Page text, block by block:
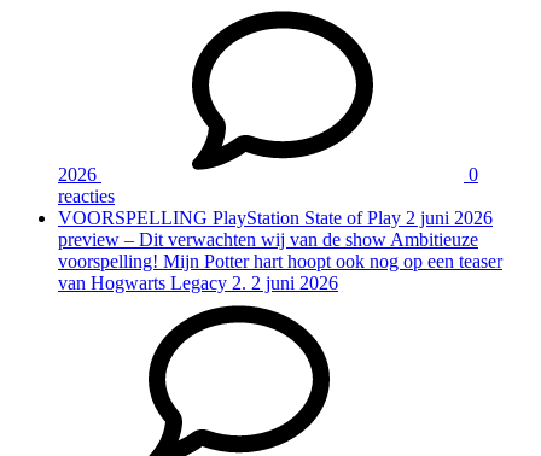
2026
0
reacties
VOORSPELLING PlayStation State of Play 2 juni 2026
preview – Dit verwachten wij van de show Ambitieuze
voorspelling! Mijn Potter hart hoopt ook nog op een teaser
van Hogwarts Legacy 2. 2 juni 2026